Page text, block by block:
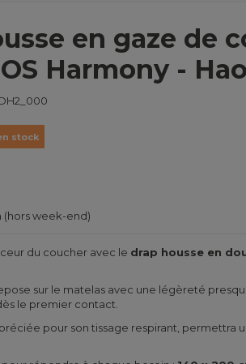
en gaze de
Harmony -
stock
(hors week-end)
du coucher avec le drap housse en
sur le matelas avec une légèreté
le premier contact.
pour son tissage respirant, permettra